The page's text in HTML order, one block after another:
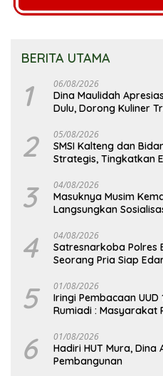
BERITA UTAMA
1 06/08/2026
Dina Maulidah
Dulu, Dorong Kuliner
2 05/08/2026
SMSI Kalteng dan
Strategis, Tingkatkan
3 04/08/2026
Masuknya Musim
Langsungkan
4 04/08/2026
Satresnarkoba Polres
Seorang Pria Siap
5 01/08/2026
Iringi Pembacaan UUD
Rumiadi : Masyarakat Punya
6 01/08/2026
Hadiri HUT Mura,
Pembangunan